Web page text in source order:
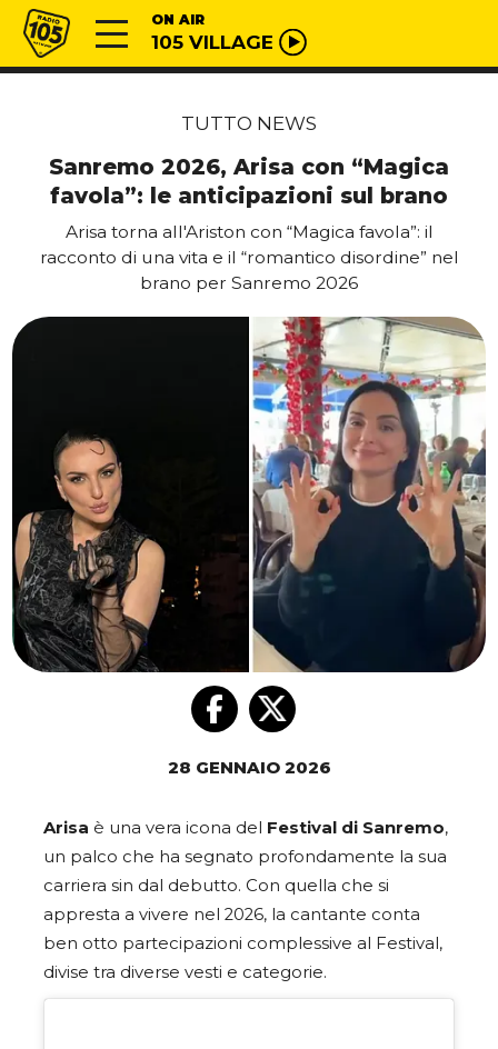
Vai al contenuto
Radio 105 ON AIR
105 VILLAGE
TUTTO NEWS
Sanremo 2026, Arisa con “Magica
favola”: le anticipazioni sul brano
Arisa torna all'Ariston con “Magica favola”: il
racconto di una vita e il “romantico disordine” nel
brano per Sanremo 2026
28 GENNAIO 2026
Arisa è una vera icona del Festival di Sanremo,
un palco che ha segnato profondamente la sua
carriera sin dal debutto. Con quella che si
appresta a vivere nel 2026, la cantante conta
ben otto partecipazioni complessive al Festival,
divise tra diverse vesti e categorie.